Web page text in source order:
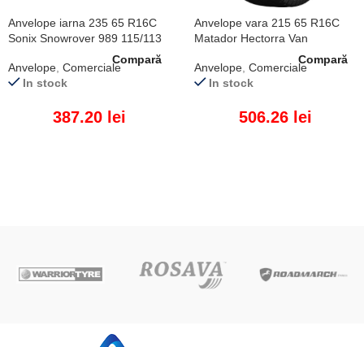
Anvelope iarna 235 65 R16C
Sonix Snowrover 989 115/113
Anvelope Comerciale
In stock
387.20 lei
Compară
Anvelope vara 215 65 R16C
Matador Hectorra Van
Anvelope Comerciale
In stock
506.26 lei
Compară